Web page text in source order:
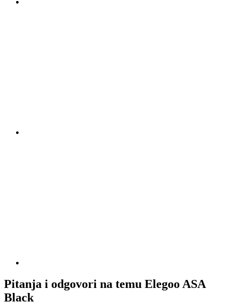
Pitanja i odgovori na temu Elegoo ASA
Black